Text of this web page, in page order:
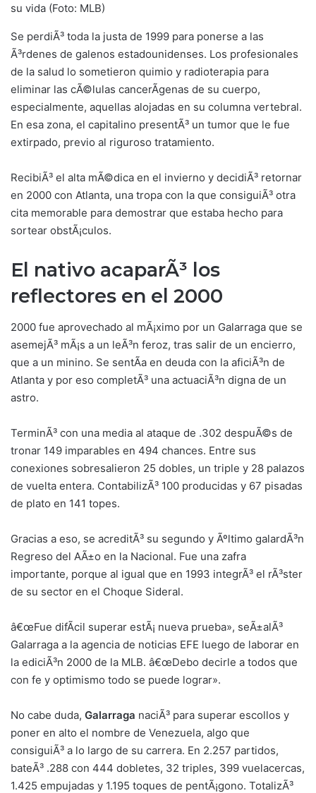
su vida (Foto: MLB)
Se perdiÃ³ toda la justa de 1999 para ponerse a las
Ã³rdenes de galenos estadounidenses. Los profesionales
de la salud lo sometieron quimio y radioterapia para
eliminar las cÃ©lulas cancerÃ­genas de su cuerpo,
especialmente, aquellas alojadas en su columna vertebral.
En esa zona, el capitalino presentÃ³ un tumor que le fue
extirpado, previo al riguroso tratamiento.
RecibiÃ³ el alta mÃ©dica en el invierno y decidiÃ³ retornar
en 2000 con Atlanta, una tropa con la que consiguiÃ³ otra
cita memorable para demostrar que estaba hecho para
sortear obstÃ¡culos.
El nativo acaparÃ³ los
reflectores en el 2000
2000 fue aprovechado al mÃ¡ximo por un Galarraga que se
asemejÃ³ mÃ¡s a un leÃ³n feroz, tras salir de un encierro,
que a un minino. Se sentÃ­a en deuda con la aficiÃ³n de
Atlanta y por eso completÃ³ una actuaciÃ³n digna de un
astro.
TerminÃ³ con una media al ataque de .302 despuÃ©s de
tronar 149 imparables en 494 chances. Entre sus
conexiones sobresalieron 25 dobles, un triple y 28 palazos
de vuelta entera. ContabilizÃ³ 100 producidas y 67 pisadas
de plato en 141 topes.
Gracias a eso, se acreditÃ³ su segundo y Ãºltimo galardÃ³n
Regreso del AÃ±o en la Nacional. Fue una zafra
importante, porque al igual que en 1993 integrÃ³ el rÃ³ster
de su sector en el Choque Sideral.
â€œFue difÃ­cil superar estÃ¡ nueva prueba», seÃ±alÃ³
Galarraga a la agencia de noticias EFE luego de laborar en
la ediciÃ³n 2000 de la MLB. â€œDebo decirle a todos que
con fe y optimismo todo se puede lograr».
No cabe duda, Galarraga naciÃ³ para superar escollos y
poner en alto el nombre de Venezuela, algo que
consiguiÃ³ a lo largo de su carrera. En 2.257 partidos,
bateÃ³ .288 con 444 dobletes, 32 triples, 399 vuelacercas,
1.425 empujadas y 1.195 toques de pentÃ¡gono. TotalizÃ³